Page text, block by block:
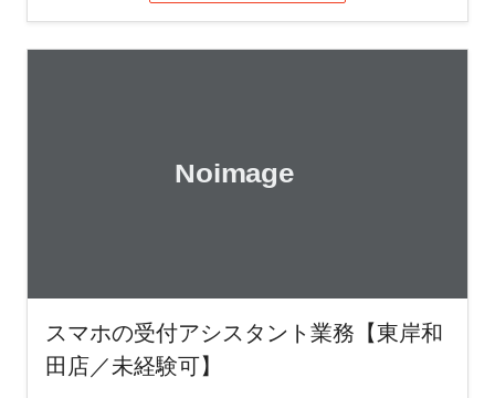
スマホの受付アシスタント業務【東岸和
田店／未経験可】